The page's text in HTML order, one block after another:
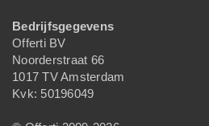
Bedrijfsgegevens
Offerti BV
Noorderstraat 66
1017 TV Amsterdam
Kvk: 50196049